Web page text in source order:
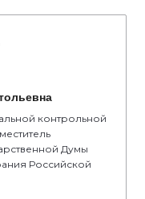
контрольной
Думы
Российской